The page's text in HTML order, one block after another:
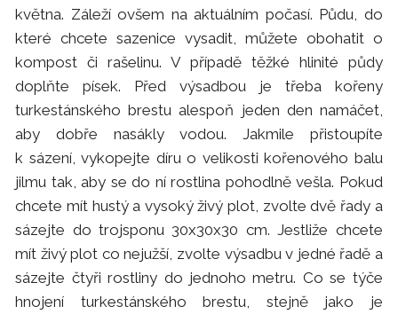
května. Záleží ovšem na aktuálním počasí. Půdu, do
které chcete sazenice vysadit, můžete obohatit o
kompost či rašelinu. V případě těžké hlinité půdy
doplňte písek. Před výsadbou je třeba kořeny
turkestánského brestu alespoň jeden den namáčet,
aby dobře nasákly vodou. Jakmile přistoupíte
k sázení, vykopejte díru o velikosti kořenového balu
jilmu tak, aby se do ní rostlina pohodlně vešla. Pokud
chcete mít hustý a vysoký živý plot, zvolte dvě řady a
sázejte do trojsponu 30x30x30 cm. Jestliže chcete
mít živý plot co nejužší, zvolte výsadbu v jedné řadě a
sázejte čtyři rostliny do jednoho metru. Co se týče
hnojení turkestánského brestu, stejně jako je